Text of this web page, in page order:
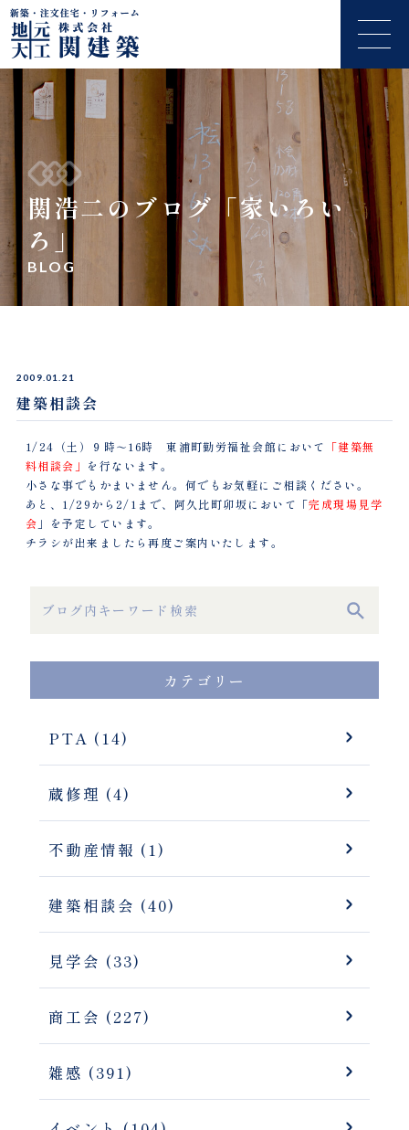
関浩二のブログ「家いろい
ろ」
BLOG
2009.01.21
建築相談会
1/24（土）９時～16時 東浦町勤労福祉会館において 「建築無
料相談会」 を行ないます。
小さな事でもかまいません。何でもお気軽にご相談ください。
あと、1/29から2/1まで、阿久比町卯坂において「完成現場見学
会 」を予定しています。
チラシが出来ましたら再度ご案内いたします。
カテゴリー
PTA (14)
蔵修理 (4)
不動産情報 (1)
建築相談会 (40)
見学会 (33)
商工会 (227)
雑感 (391)